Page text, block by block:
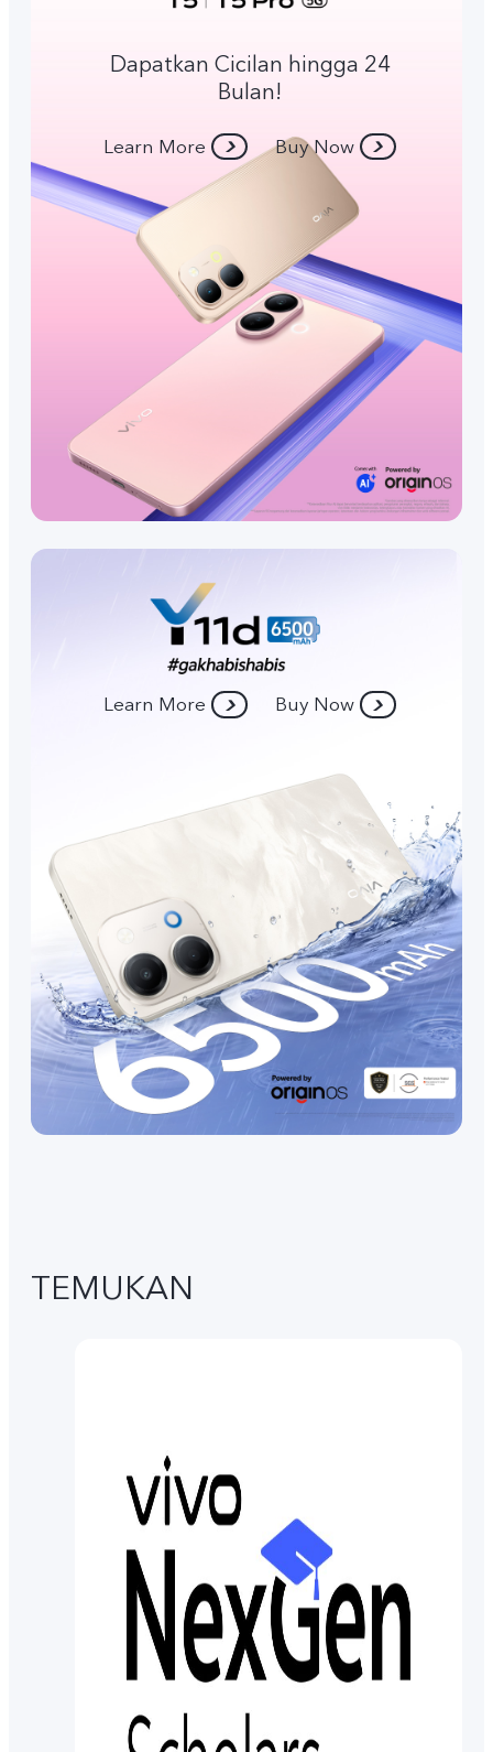
Dapatkan Cicilan hingga 24
Bulan!
Learn More Buy Now
Learn More Buy Now
TEMUKAN